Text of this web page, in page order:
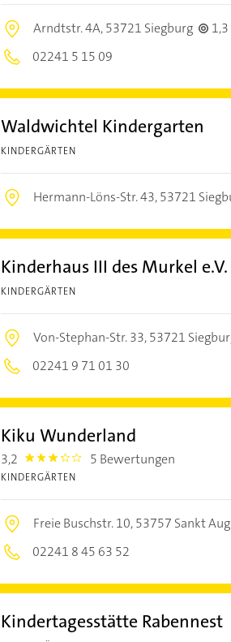
Arndtstr. 4A,53721 Siegburg
02241 5 15 09
Waldwichtel Kindergarten
KINDERGÄRTEN
Hermann-Löns-Str. 43,53721
Kinderhaus III des Murkel e.V.
KINDERGÄRTEN
Von-Stephan-Str. 33,53721
02241 9 71 01 30
Kiku Wunderland
3,2 3.2 5 Bewertungen
KINDERGÄRTEN
Freie Buschstr. 10,53757 Sankt
02241 8 45 63 52
Kindertagesstätte Rabennest